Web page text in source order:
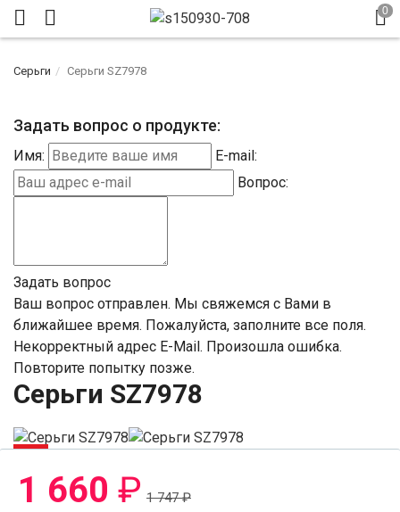
Серьги Серьги SZ7978
Задать вопрос о продукте:
Имя:
E-mail:
Вопрос:
Задать вопрос
Ваш вопрос отправлен. Мы свяжемся с Вами в
ближайшее время. Пожалуйста, заполните все поля.
Некорректный адрес E-Mail. Произошла ошибка.
Повторите попытку позже.
Серьги SZ7978
-5%
1 660 ₽ 1 747₽